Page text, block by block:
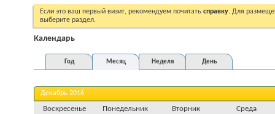
Если это ваш первый визит, рекомендуем почитать справку. Для
выберите раздел.
Календарь
Год Месяц Неделя День
Декабрь 2016
Воскресенье Понедельник Вторник Среда